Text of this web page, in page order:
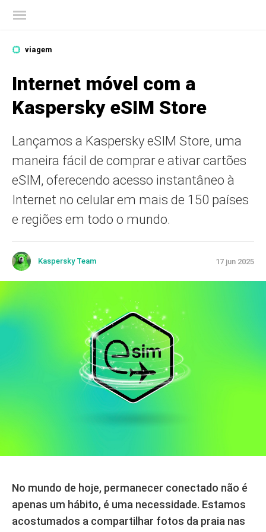
viagem
Internet móvel com a
Kaspersky eSIM Store
Lançamos a Kaspersky eSIM Store, uma
maneira fácil de comprar e ativar cartões
eSIM, oferecendo acesso instantâneo à
Internet no celular em mais de 150 países
e regiões em todo o mundo.
Kaspersky Team 17 jun 2025
No mundo de hoje, permanecer conectado não é
apenas um hábito, é uma necessidade. Estamos
acostumados a compartilhar fotos da praia nas